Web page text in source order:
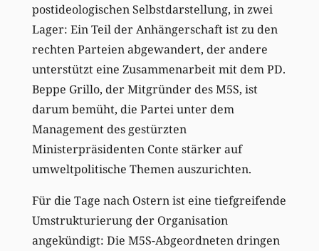
postideologischen Selbstdarstellung, in zwei
Lager: Ein Teil der Anhängerschaft ist zu den
rechten Parteien abgewandert, der andere
unterstützt eine Zusammenarbeit mit dem PD.
Beppe Grillo, der Mitgründer des M5S, ist
darum bemüht, die Partei unter dem
Management des gestürzten
Ministerpräsidenten Conte stärker auf
umweltpolitische Themen auszurichten.
Für die Tage nach Ostern ist eine tiefgreifende
Umstrukturierung der Organisation
angekündigt: Die M5S-Abgeordneten dringen